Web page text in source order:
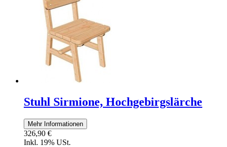
Stuhl Sirmione, Hochgebirgslärche
Mehr Informationen
326,90 €
Inkl. 19% USt.